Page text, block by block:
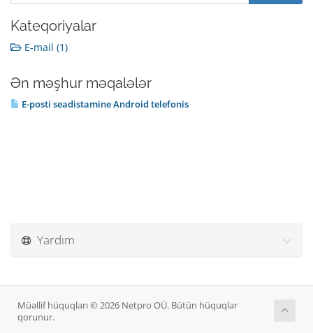
Kateqoriyalar
E-mail (1)
Ən məşhur məqalələr
E-posti seadistamine Android telefonis
Yardım
Müəllif hüquqları © 2026 Netpro OÜ. Bütün hüquqlar
qorunur.